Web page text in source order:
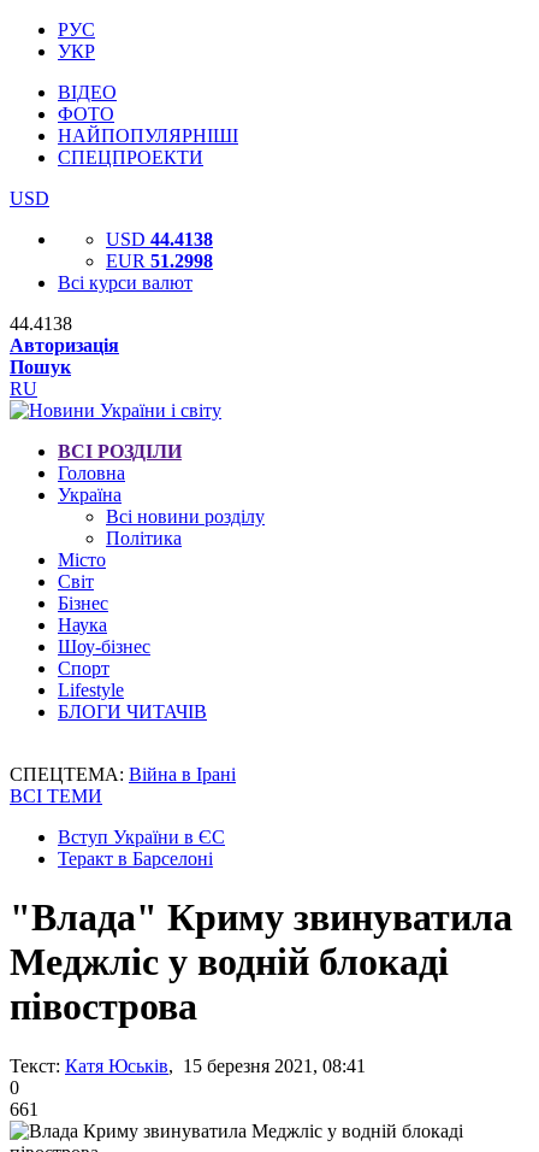
РУС
УКР
ВІДЕО
ФОТО
НАЙПОПУЛЯРНІШІ
СПЕЦПРОЕКТИ
USD
USD 44.4138
EUR 51.2998
Всі курси валют
44.4138
Авторизація
Пошук
RU
ВСІ РОЗДІЛИ
Головна
Україна
Всі новини розділу
Політика
Місто
Світ
Бізнес
Наука
Шоу-бізнес
Спорт
Lifestyle
БЛОГИ ЧИТАЧІВ
СПЕЦТЕМА: Війна в Ірані
ВСІ ТЕМИ
Вступ України в ЄС
Теракт в Барселоні
"Влада" Криму звинуватила
Меджліс у водній блокаді
півострова
Текст: Катя Юськів, 15 березня 2021, 08:41
0
661